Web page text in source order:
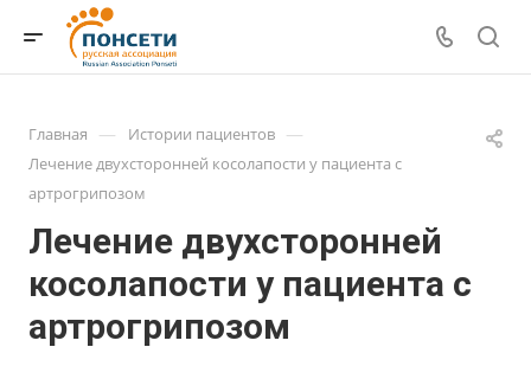
Главная — Истории пациентов —
Лечение двухсторонней косолапости у пациента с
артрогрипозом
Лечение двухсторонней
косолапости у пациента с
артрогрипозом